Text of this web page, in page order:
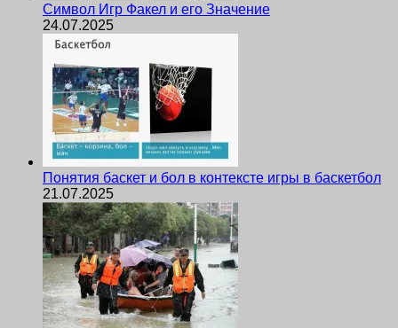
Символ Игр Факел и его Значение
24.07.2025
Понятия баскет и бол в контексте игры в баскетбол
21.07.2025